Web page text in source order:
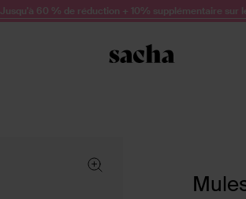
Jusqu'à 60 % de réduction + 10% supplémentaire sur